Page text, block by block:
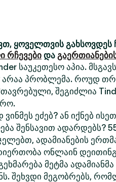
ყოველთვის გახსოვდეს
რჩევები და
საუკეთესო აპია.
არაა პრობლემა. როუდ
შეგიძლია
ეძებ? ან იქნებ
შენსავით ადარდებს?
ადამიანების
ონლაინ
მეტმა ადამიანმა
შეხვდი მეგობრებს,